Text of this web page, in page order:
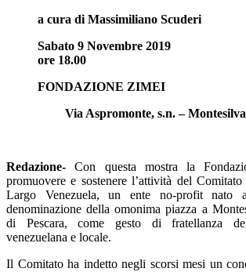
a cura di Massimiliano Scuderi
Sabato 9 Novembre 2019
ore 18.00
FONDAZIONE ZIMEI
Via Aspromonte, s.n. –
Redazione- Con questa mostra la
promuovere e sostenere l’attività del
Largo Venezuela, un ente no-profit nato
denominazione della omonima piazza a
di Pescara, come gesto di fratellanza
venezuelana e locale.
Il Comitato ha indetto negli scorsi mesi un